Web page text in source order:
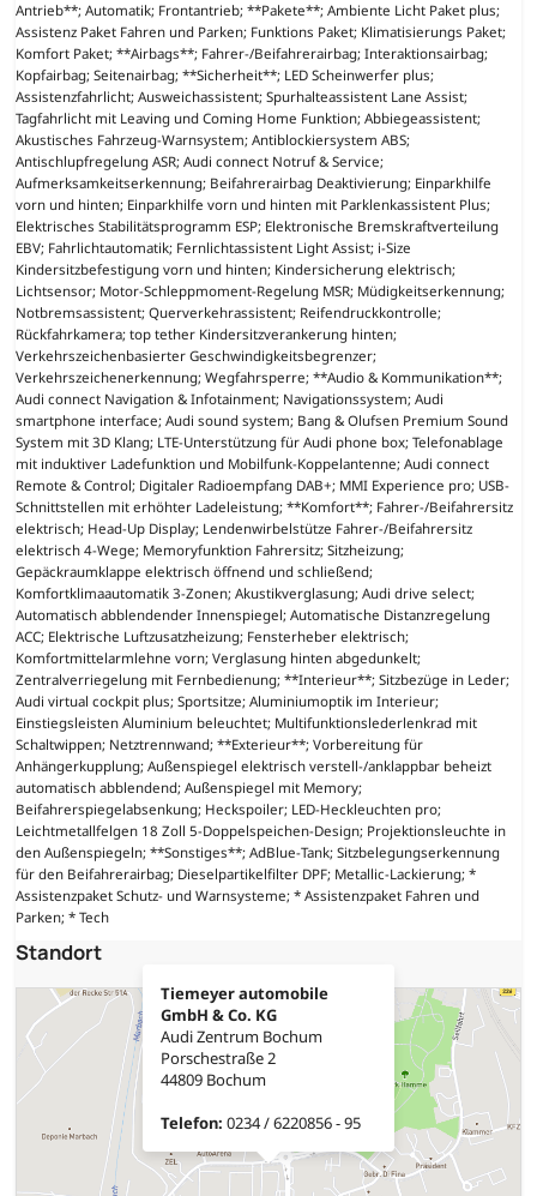
Antrieb**; Automatik; Frontantrieb; **Pakete**; Ambiente Licht Paket plus;
Assistenz Paket Fahren und Parken; Funktions Paket; Klimatisierungs Paket;
Komfort Paket; **Airbags**; Fahrer-/Beifahrerairbag; Interaktionsairbag;
Kopfairbag; Seitenairbag; **Sicherheit**; LED Scheinwerfer plus;
Assistenzfahrlicht; Ausweichassistent; Spurhalteassistent Lane Assist;
Tagfahrlicht mit Leaving und Coming Home Funktion; Abbiegeassistent;
Akustisches Fahrzeug-Warnsystem; Antiblockiersystem ABS;
Antischlupfregelung ASR; Audi connect Notruf & Service;
Aufmerksamkeitserkennung; Beifahrerairbag Deaktivierung; Einparkhilfe
vorn und hinten; Einparkhilfe vorn und hinten mit Parklenkassistent Plus;
Elektrisches Stabilitätsprogramm ESP; Elektronische Bremskraftverteilung
EBV; Fahrlichtautomatik; Fernlichtassistent Light Assist; i-Size
Kindersitzbefestigung vorn und hinten; Kindersicherung elektrisch;
Lichtsensor; Motor-Schleppmoment-Regelung MSR; Müdigkeitserkennung;
Notbremsassistent; Querverkehrassistent; Reifendruckkontrolle;
Rückfahrkamera; top tether Kindersitzverankerung hinten;
Verkehrszeichenbasierter Geschwindigkeitsbegrenzer;
Verkehrszeichenerkennung; Wegfahrsperre; **Audio & Kommunikation**;
Audi connect Navigation & Infotainment; Navigationssystem; Audi
smartphone interface; Audi sound system; Bang & Olufsen Premium Sound
System mit 3D Klang; LTE-Unterstützung für Audi phone box; Telefonablage
mit induktiver Ladefunktion und Mobilfunk-Koppelantenne; Audi connect
Remote & Control; Digitaler Radioempfang DAB+; MMI Experience pro; USB-
Schnittstellen mit erhöhter Ladeleistung; **Komfort**; Fahrer-/Beifahrersitz
elektrisch; Head-Up Display; Lendenwirbelstütze Fahrer-/Beifahrersitz
elektrisch 4-Wege; Memoryfunktion Fahrersitz; Sitzheizung;
Gepäckraumklappe elektrisch öffnend und schließend;
Komfortklimaautomatik 3-Zonen; Akustikverglasung; Audi drive select;
Automatisch abblendender Innenspiegel; Automatische Distanzregelung
ACC; Elektrische Luftzusatzheizung; Fensterheber elektrisch;
Komfortmittelarmlehne vorn; Verglasung hinten abgedunkelt;
Zentralverriegelung mit Fernbedienung; **Interieur**; Sitzbezüge in Leder;
Audi virtual cockpit plus; Sportsitze; Aluminiumoptik im Interieur;
Einstiegsleisten Aluminium beleuchtet; Multifunktionslederlenkrad mit
Schaltwippen; Netztrennwand; **Exterieur**; Vorbereitung für
Anhängerkupplung; Außenspiegel elektrisch verstell-/anklappbar beheizt
automatisch abblendend; Außenspiegel mit Memory;
Beifahrerspiegelabsenkung; Heckspoiler; LED-Heckleuchten pro;
Leichtmetallfelgen 18 Zoll 5-Doppelspeichen-Design; Projektionsleuchte in
den Außenspiegeln; **Sonstiges**; AdBlue-Tank; Sitzbelegungserkennung
für den Beifahrerairbag; Dieselpartikelfilter DPF; Metallic-Lackierung; *
Assistenzpaket Schutz- und Warnsysteme; * Assistenzpaket Fahren und
Parken; * Tech
Standort
Tiemeyer automobile
GmbH & Co. KG
Audi Zentrum Bochum
Porschestraße 2
44809 Bochum
Telefon: 0234 / 6220856 - 95